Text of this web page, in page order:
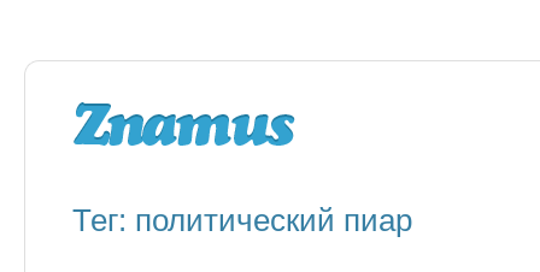
Тег: политический пиар